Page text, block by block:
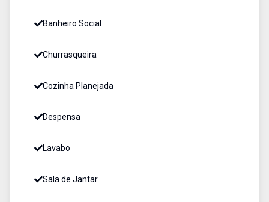
Banheiro Social
Churrasqueira
Cozinha Planejada
Despensa
Lavabo
Sala de Jantar